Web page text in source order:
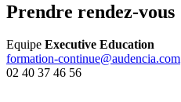
Prendre rendez-vous
Equipe Executive Education
formation-continue@audencia.com
02 40 37 46 56